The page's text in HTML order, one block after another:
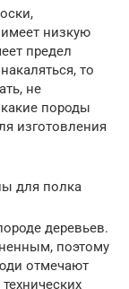
низкую
предел
то
не
породы
изготовления
для полка
деревьев.
поэтому
отмечают